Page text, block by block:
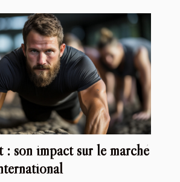
: son impact sur le marché